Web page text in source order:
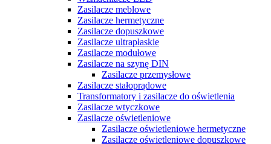
Zasilacze meblowe
Zasilacze hermetyczne
Zasilacze dopuszkowe
Zasilacze ultrapłaskie
Zasilacze modułowe
Zasilacze na szynę DIN
Zasilacze przemysłowe
Zasilacze stałoprądowe
Transformatory i zasilacze do oświetlenia
Zasilacze wtyczkowe
Zasilacze oświetleniowe
Zasilacze oświetleniowe hermetyczne
Zasilacze oświetleniowe dopuszkowe